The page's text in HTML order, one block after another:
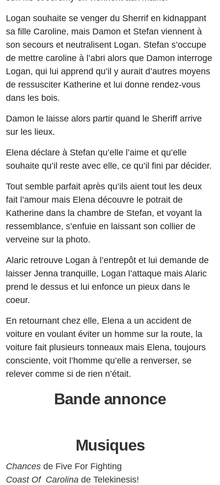
Logan souhaite se venger du Sherrif en kidnappant
sa fille Caroline, mais Damon et Stefan viennent à
son secours et neutralisent Logan. Stefan s’occupe
de mettre caroline à l’abri alors que Damon interroge
Logan, qui lui apprend qu’il y aurait d’autres moyens
de ressusciter Katherine et lui donne rendez-vous
dans les bois.
Damon le laisse alors partir quand le Sheriff arrive
sur les lieux.
Elena déclare à Stefan qu’elle l’aime et qu’elle
souhaite qu’il reste avec elle, ce qu’il fini par décider.
Tout semble parfait après qu’ils aient tout les deux
fait l’amour mais Elena découvre le potrait de
Katherine dans la chambre de Stefan, et voyant la
ressemblance, s’enfuie en laissant son collier de
verveine sur la photo.
Alaric retrouve Logan à l’entrepôt et lui demande de
laisser Jenna tranquille, Logan l’attaque mais Alaric
prend le dessus et lui enfonce un pieux dans le
coeur.
En retournant chez elle, Elena a un accident de
voiture en voulant éviter un homme sur la route, la
voiture fait plusieurs tonneaux mais Elena, toujours
consciente, voit l’homme qu’elle a renverser, se
relever comme si de rien n’était.
Bande annonce
Musiques
Chances de Five For Fighting
Coast Of Carolina de Telekinesis!